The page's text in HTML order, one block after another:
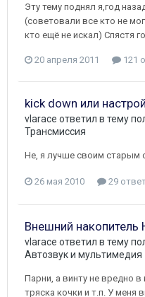
Эту тему поднял я,год
(советовали все кто не
кто ещё не искал) Спястя
20 апреля 2011 121
kick down или
vlarace ответил в тему
Трансмиссия
Не, я лучше своим старым
26 мая 2010 29
Внешний накопитель
vlarace ответил в тему
Автозвук и мультимедия
Парни, а винту не вредно
тряска кочки и т.п. У меня